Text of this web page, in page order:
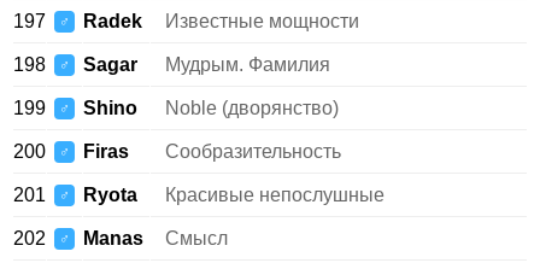
197 ♂ Radek Известные мощности
198 ♂ Sagar Мудрым. Фамилия
199 ♂ Shino Noble (дворянство)
200 ♂ Firas Сообразительность
201 ♂ Ryota Красивые непослушные
202 ♂ Manas Смысл